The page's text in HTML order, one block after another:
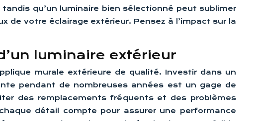
qu’un luminaire bien sélectionné peut sublimer
de votre éclairage extérieur. Pensez à l’impact sur la
luminaire extérieur
murale extérieure de qualité. Investir dans un
pendant de nombreuses années est un gage de
des remplacements fréquents et des problèmes
détail compte pour assurer une performance